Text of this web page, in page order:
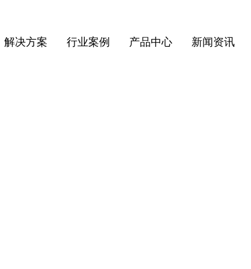
解决方案 行业案例 产品中心 新闻资讯